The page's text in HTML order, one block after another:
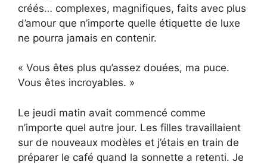
créés… complexes, magnifiques, faits avec plus
d’amour que n’importe quelle étiquette de luxe
ne pourra jamais en contenir.
« Vous êtes plus qu’assez douées, ma puce.
Vous êtes incroyables. »
Le jeudi matin avait commencé comme
n’importe quel autre jour. Les filles travaillaient
sur de nouveaux modèles et j’étais en train de
préparer le café quand la sonnette a retenti. Je